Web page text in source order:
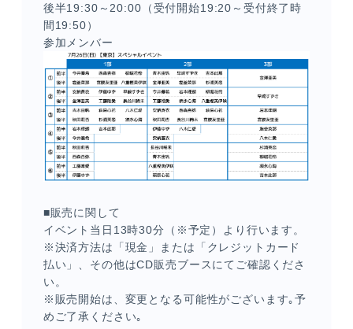
後半19:30～20:00（受付開始19:20～受付終了時
間19:50）
参加メンバー
■販売に関して
イベント当日13時30分（※予定）より行います。
※決済方法は「現金」または「クレジットカード
払い」、その他はCD販売ブースにてご確認くださ
い。
※販売開始は、変更となる可能性がございます｡予
めご了承ください｡